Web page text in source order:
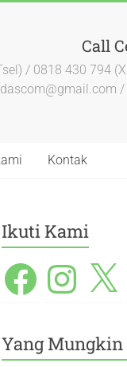
Call
/ 0818 430 794
/
Kontak
Ikuti Kami
Yang Mungkin